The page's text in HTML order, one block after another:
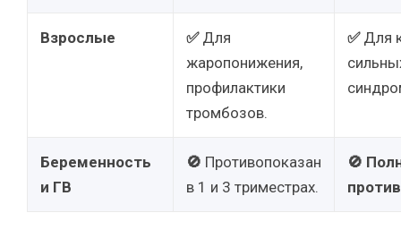
Взрослые ✅Для
жаропонижения,
профилактики
тромбозов.
✅Для
Беременность
и ГВ
🚫 Противопоказан
в 1 и 3 триместрах.
🚫